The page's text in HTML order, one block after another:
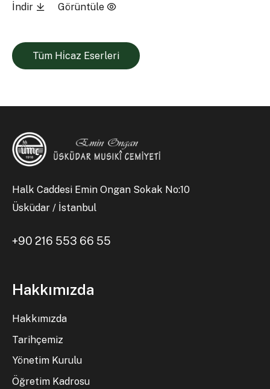
İndir Görüntüle
Tüm Hi̇caz Eserleri
Halk Caddesi Emin Ongan Sokak No:10
Üsküdar / İstanbul
+90 216 553 66 55
Hakkımızda
Hakkımızda
Tarihçemiz
Yönetim Kurulu
Öğretim Kadrosu